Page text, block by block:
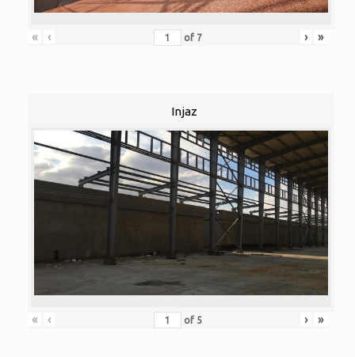
« ‹ of 7 › »
Injaz
« ‹ of 5 › »